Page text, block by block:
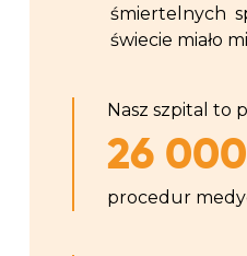
śmiertelnych
świecie miało
Nasz szpital to
26 000
procedur